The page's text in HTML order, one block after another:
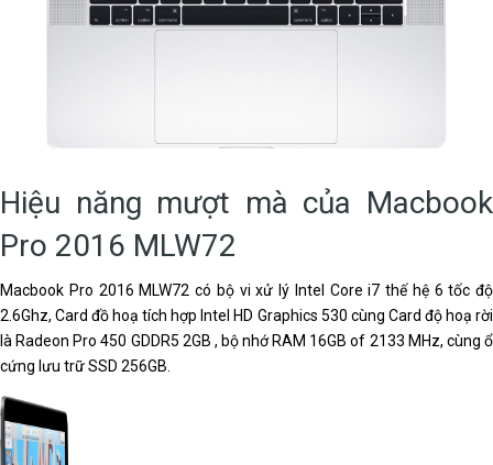
Hiệu năng mượt mà của Macbook
Pro 2016 MLW72
Macbook Pro 2016 MLW72 có bộ vi xử lý Intel Core i7 thế hệ 6 tốc độ
2.6Ghz, Card đồ hoạ tích hợp Intel HD Graphics 530 cùng Card độ hoạ rời
là Radeon Pro 450 GDDR5 2GB , bộ nhớ RAM 16GB of 2133 MHz, cùng ổ
cứng lưu trữ SSD 256GB.